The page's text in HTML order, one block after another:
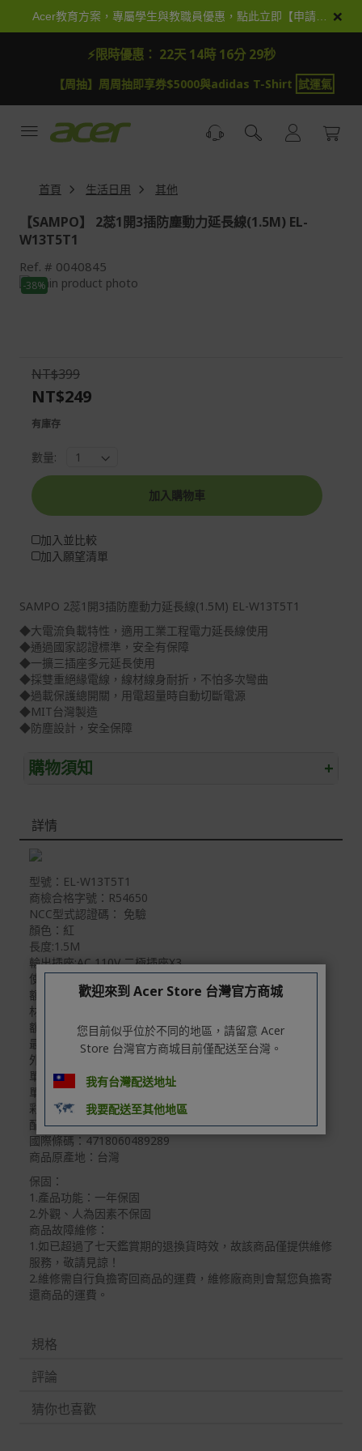
×
⚡限時優惠： 22天 14時 16分 29秒
【周抽】周周抽即享券$5000與adidas T-Shirt 試運氣
首頁 生活日用 其他
【SAMPO】 2蕊1開3插防塵動力延長線(1.5M) EL-
W13T5T1
Ref. 0040845
Skip
to
images
gallery
-38%
Skip
the
images
SAMPO 2蕊1開3插防塵動力延長線(1.5M) EL-W13T5T1
◆大電流負載特性，適用工業工程電力延長線使用
◆通過國家認證標準，安全有保障
◆一擴三插座多元延長使用
◆採雙重絕緣電線，線材線身耐折，不怕多次彎曲
◆過載保護總開關，用電超量時自動切斷電源
◆MIT台灣製造
◆防塵設計，安全保障
購物須知 +
本網站消費者享有商品到貨七天鑑賞期之權益(鑑賞期並非
到貨七天內消費者有權申請退貨或換貨；超過七天以上(含
假日)，恕無法辦理。
退回之商品必須是全新狀態且完整包裝(含商品、附件、包
裝、紙箱及所有附隨文件或資料)。
商品到貨後進行開箱前請全程錄影以確保自身權益 ! 非商
品本身瑕疵之退貨商品若有上述不完整之情況，本公司有
權向消費者收取相應的整新費用。
*遊戲光碟、軟體等影音商品屬智慧財產權之商品。依消費
者保護法第十九條第二項規定，一經拆封後恕不接受退換
如有相關退換貨服務需求，您可以透過專線或服務信箱聯
配送服務
本站商品除有特別標示收取運費之商品，其餘全館皆可免
Acer旗下品牌商品除可宅配配送全台各地外，部分商品可
以選擇配送至全台各地服務中心。
在消費者完成訂單付款後兩個工作天內會安排訂單出貨，
非Acer旗下品牌商品依配合廠商規範，可能會有無法配送
外島的狀況，
可在出貨後的兩個工作天內送達。
預購商品依商品頁面上的出貨時間安排，且有可能因實際
生產狀況有延後情況發生。
NT$399
NT$249
有庫存
數量:
加入購物車
加入並比較
加入願望清單
詳情
型號：EL-W13T5T1
商檢合格字號：R54650
NCC型式認證碼： 免驗
顏色：紅
長度:1.5M
輸出插座:AC 110V 二極插座X3
使用電壓/頻率:AC 110V/60Hz
額定電壓/頻率:AC 125V/60Hz
材質: 插座內架:高阻燃(V0)耐高溫PC工程塑膠
額定電流：15A
最大使用功率:1650W
外披覆:耐衝擊PVC材質
單品重量：0.3Kg
單品尺寸(mm)：1500X50X30
彩盒尺寸(mm)：180X330X60
配件：無
國際條碼：4718060489289
商品原產地：台灣
保固：
1.產品功能：一年保固
2.外觀、人為因素不保固
商品故障維修：
1.如已超過了七天鑑賞期的退換貨時效，故該商品僅提供維修
服務，敬請見諒！
2.維修需自行負擔寄回商品的運費，維修廠商則會幫您負擔寄
還商品的運費。
規格
評論
猜你也喜歡
歡迎來到 Acer Store 台灣官方商城
您目前似乎位於不同的地區，請留意 Acer
Store 台灣官方商城目前僅配送至台灣。
我有台灣配送地址
我要配送至其他地區